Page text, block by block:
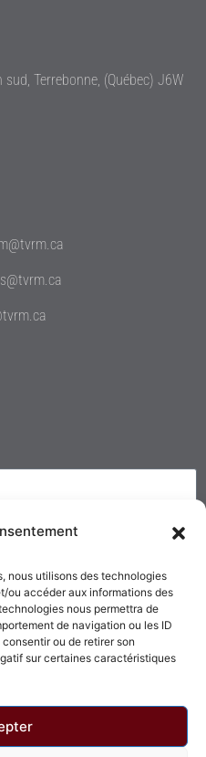
nous utilisons des technologies
ou accéder aux informations des
nous permettra de
de navigation ou les ID
ou de retirer son
sur certaines caractéristiques
Terrebonne, (Québec) J6W